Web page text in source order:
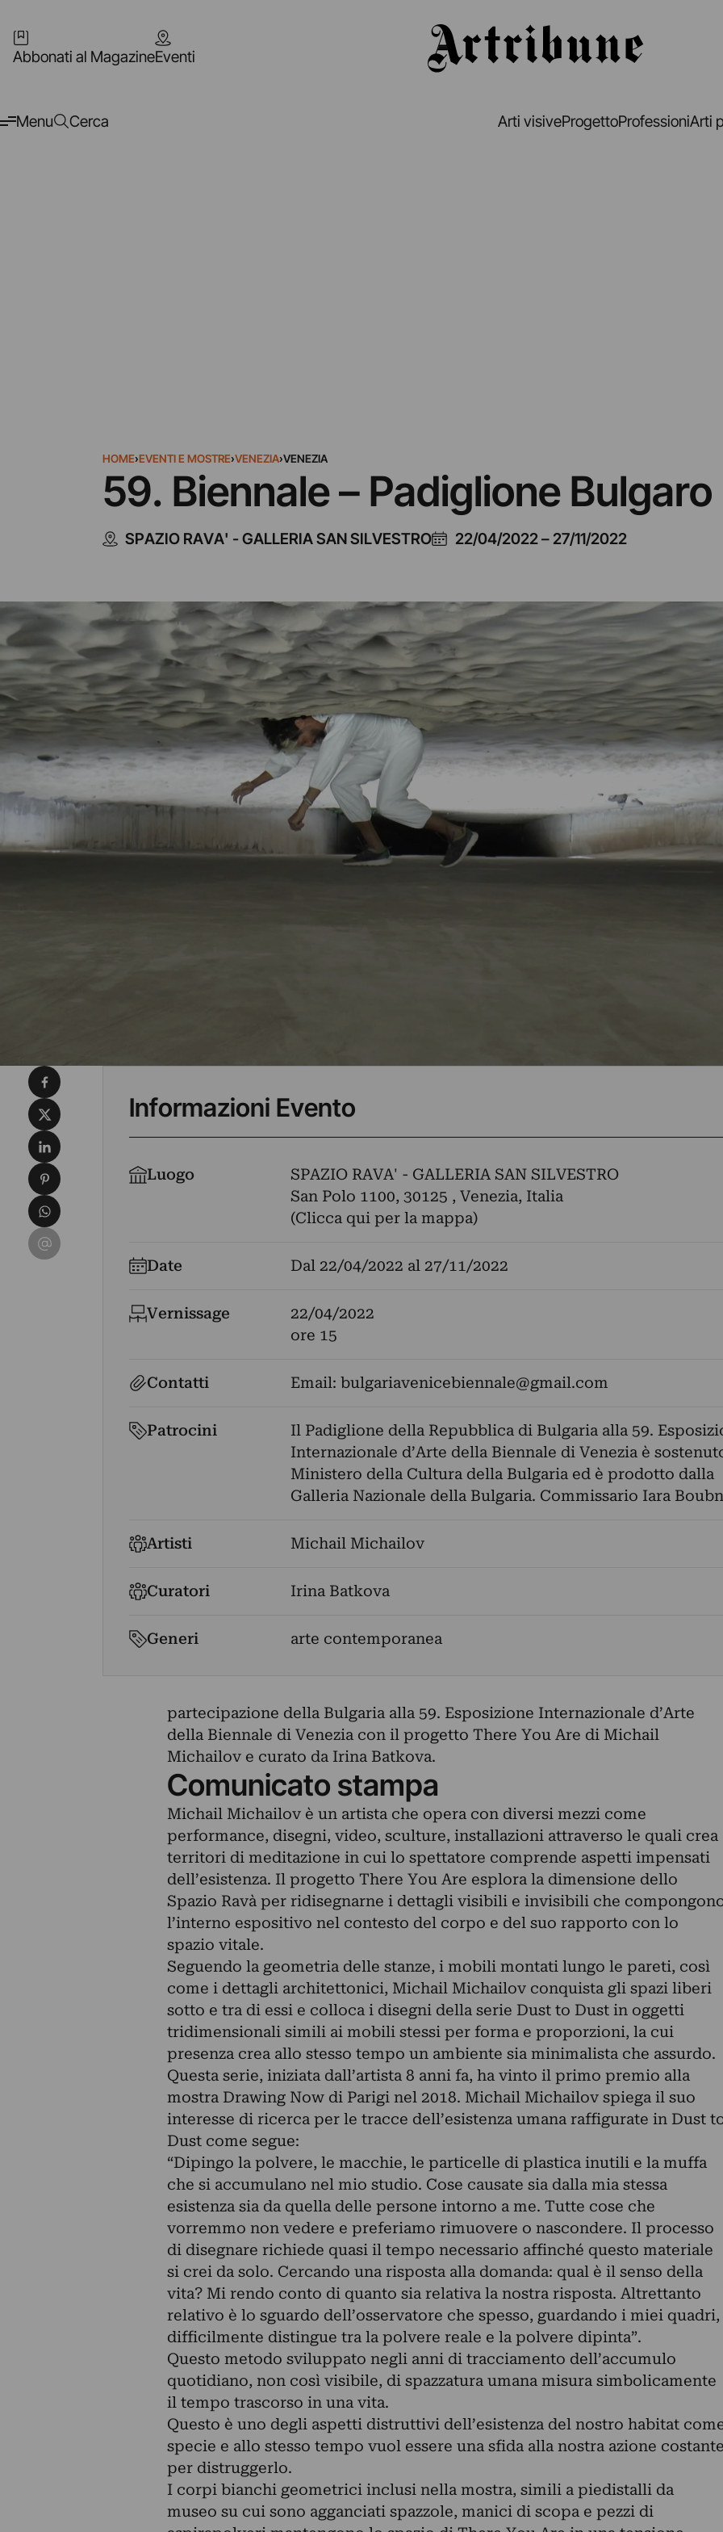
Abbonati al MagazineEventi
Menu Cerca Arti visiveProgettoProfessioniArti
HOME›EVENTI E MOSTRE›VENEZIA›VENEZIA
59. Biennale – Padiglione Bulgaro
SPAZIO RAVA' - GALLERIA SAN SILVESTRO 22/04/2022– 27/11/2022
Informazioni Evento
Luogo
SPAZIO RAVA' - GALLERIA SAN SILVESTRO
San Polo 1100, 30125 , Venezia, Italia
(Clicca qui per la mappa)
Date Dal 22/04/2022 al 27/11/2022
Vernissage
22/04/2022
ore 15
Contatti Email: bulgariavenicebiennale@gmail.com
Patrocini
Il Padiglione della Repubblica di Bulgaria alla 59.
Internazionale d’Arte della Biennale di Venezia è
Ministero della Cultura della Bulgaria ed è prodotto dalla
Galleria Nazionale della Bulgaria. Commissario Iara
Artisti Michail Michailov
Curatori Irina Batkova
Generi arte contemporanea
partecipazione della Bulgaria alla 59. Esposizione Internazionale d’Arte
della Biennale di Venezia con il progetto There You Are di Michail
Michailov e curato da Irina Batkova.
Comunicato stampa
Michail Michailov è un artista che opera con diversi mezzi come
performance, disegni, video, sculture, installazioni attraverso le quali crea
territori di meditazione in cui lo spettatore comprende aspetti impensati
dell’esistenza. Il progetto There You Are esplora la dimensione dello
Spazio Ravà per ridisegnarne i dettagli visibili e invisibili che
l’interno espositivo nel contesto del corpo e del suo rapporto con lo
spazio vitale.
Seguendo la geometria delle stanze, i mobili montati lungo le pareti, così
come i dettagli architettonici, Michail Michailov conquista gli spazi liberi
sotto e tra di essi e colloca i disegni della serie Dust to Dust in oggetti
tridimensionali simili ai mobili stessi per forma e proporzioni, la cui
presenza crea allo stesso tempo un ambiente sia minimalista che assurdo.
Questa serie, iniziata dall’artista 8 anni fa, ha vinto il primo premio alla
mostra Drawing Now di Parigi nel 2018. Michail Michailov spiega il suo
interesse di ricerca per le tracce dell’esistenza umana raffigurate in Dust
Dust come segue:
“Dipingo la polvere, le macchie, le particelle di plastica inutili e la muffa
che si accumulano nel mio studio. Cose causate sia dalla mia stessa
esistenza sia da quella delle persone intorno a me. Tutte cose che
vorremmo non vedere e preferiamo rimuovere o nascondere. Il processo
di disegnare richiede quasi il tempo necessario affinché questo materiale
si crei da solo. Cercando una risposta alla domanda: qual è il senso della
vita? Mi rendo conto di quanto sia relativa la nostra risposta. Altrettanto
relativo è lo sguardo dell’osservatore che spesso, guardando i miei quadri,
difficilmente distingue tra la polvere reale e la polvere dipinta”.
Questo metodo sviluppato negli anni di tracciamento dell’accumulo
quotidiano, non così visibile, di spazzatura umana misura simbolicamente
il tempo trascorso in una vita.
Questo è uno degli aspetti distruttivi dell’esistenza del nostro habitat
specie e allo stesso tempo vuol essere una sfida alla nostra azione
per distruggerlo.
I corpi bianchi geometrici inclusi nella mostra, simili a piedistalli da
museo su cui sono agganciati spazzole, manici di scopa e pezzi di
Condividi su Facebook
Condividi su X
Condividi su LinkedIn
Condividi su Pinterest
Condividi su WhatsApp
Condividi su Email